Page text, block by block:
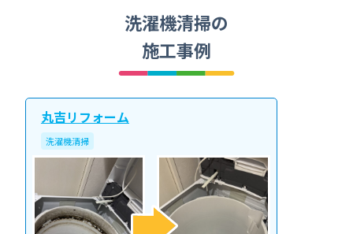
洗濯機清掃の
施工事例
丸吉リフォーム
洗濯機清掃